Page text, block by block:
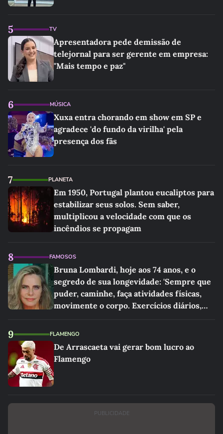
5 TV
Apresentadora pede demissão de
telejornal para ser gerente em empresa:
"Mais tempo e paz"
6 MÚSICA
Xuxa entra chorando em show em SP e
agradece 'do fundo da virilha' pela
presença dos fãs
7 PLANETA
Em 1950, Portugal plantou eucaliptos para
estabilizar seus solos. Sem saber,
multiplicou a velocidade com que os
incêndios se propagam
8 FAMOSOS
Bruna Lombardi, hoje aos 74 anos, e o
segredo de sua longevidade: 'Sempre que
puder, caminhe, faça atividades físicas,
movimente o corpo. Exercícios diários,
9 FLAMENGO
De Arrascaeta vai gerar bom lucro ao
Flamengo
PUBLICIDADE